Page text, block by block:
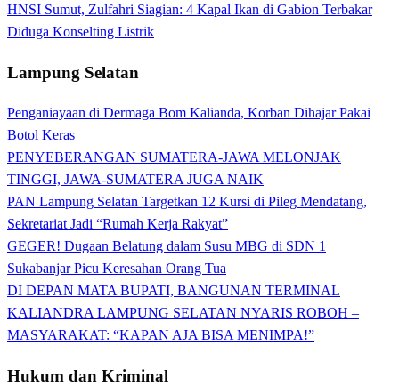
HNSI Sumut, Zulfahri Siagian: 4 Kapal Ikan di Gabion Terbakar
Diduga Konselting Listrik
Lampung Selatan
Penganiayaan di Dermaga Bom Kalianda, Korban Dihajar Pakai
Botol Keras
PENYEBERANGAN SUMATERA-JAWA MELONJAK
TINGGI, JAWA-SUMATERA JUGA NAIK
PAN Lampung Selatan Targetkan 12 Kursi di Pileg Mendatang,
Sekretariat Jadi “Rumah Kerja Rakyat”
GEGER! Dugaan Belatung dalam Susu MBG di SDN 1
Sukabanjar Picu Keresahan Orang Tua
DI DEPAN MATA BUPATI, BANGUNAN TERMINAL
KALIANDRA LAMPUNG SELATAN NYARIS ROBOH –
MASYARAKAT: “KAPAN AJA BISA MENIMPA!”
Hukum dan Kriminal